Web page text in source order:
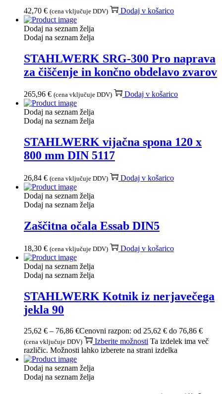
42,70 € (cena vključuje DDV) Dodaj v košarico
Dodaj na seznam želja
Dodaj na seznam želja
STAHLWERK SRG-300 Pro naprava
za čiščenje in končno obdelavo zvarov
265,96 € (cena vključuje DDV) Dodaj v košarico
Dodaj na seznam želja
Dodaj na seznam želja
STAHLWERK vijačna spona 120 x
800 mm DIN 5117
26,84 € (cena vključuje DDV) Dodaj v košarico
Dodaj na seznam želja
Dodaj na seznam želja
Zaščitna očala Essab DIN5
18,30 € (cena vključuje DDV) Dodaj v košarico
Dodaj na seznam želja
Dodaj na seznam želja
STAHLWERK Kotnik iz nerjavečega
jekla 90
25,62 € – 76,86 €Cenovni razpon: od 25,62 € do 76,86 €
(cena vključuje DDV) Izberite možnosti Ta izdelek ima več
različic. Možnosti lahko izberete na strani izdelka
Dodaj na seznam želja
Dodaj na seznam želja